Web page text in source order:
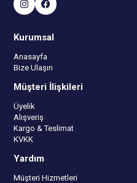
Kurumsal
Anasayfa
Bize Ulaşın
Müşteri İlişkileri
Üyelik
Alışveriş
Kargo & Teslimat
KVKK
Yardım
Müşteri Hizmetleri